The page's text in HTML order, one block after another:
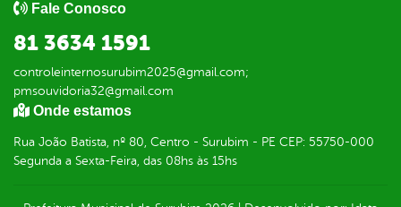
Fale Conosco
81 3634 1591
controleinternosurubim2025@gmail.com;
pmsouvidoria32@gmail.com
Onde estamos
Rua João Batista, nº 80, Centro - Surubim - PE CEP: 55750-000
Segunda a Sexta-Feira, das 08hs às 15hs